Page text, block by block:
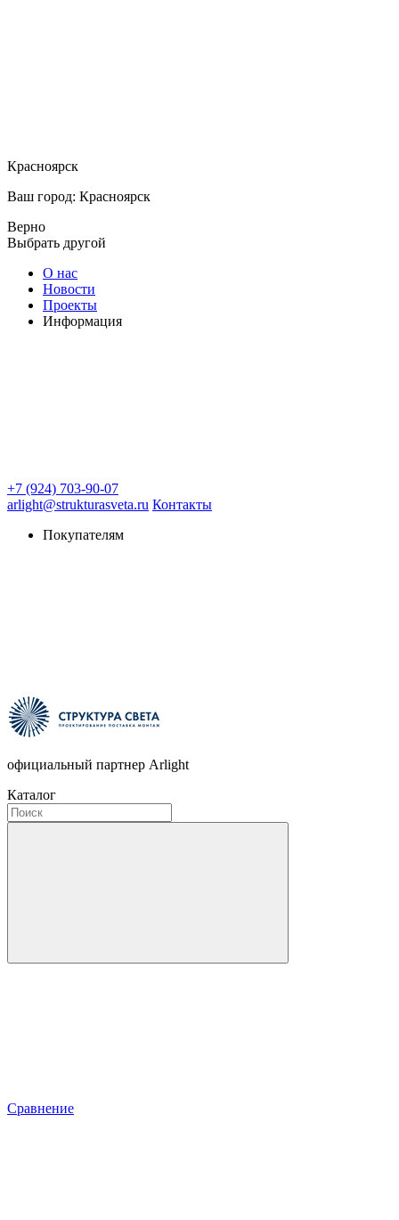
Красноярск
Ваш город: Красноярск
Верно
Выбрать другой
О нас
Новости
Проекты
Информация
+7 (924) 703-90-07
arlight@strukturasveta.ru Контакты
Покупателям
официальный партнер Arlight
Каталог
Сравнение